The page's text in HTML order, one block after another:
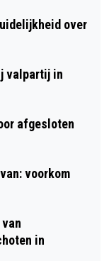
over
valpartij in
afgesloten
voorkom
in